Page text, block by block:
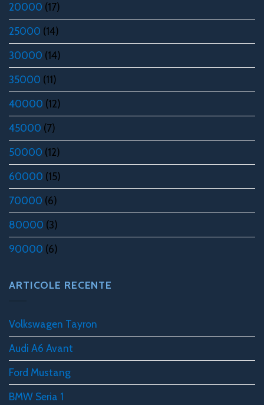
20000 (17)
25000 (14)
30000 (14)
35000 (11)
40000 (12)
45000 (7)
50000 (12)
60000 (15)
70000 (6)
80000 (3)
90000 (6)
ARTICOLE RECENTE
Volkswagen Tayron
Audi A6 Avant
Ford Mustang
BMW Seria 1